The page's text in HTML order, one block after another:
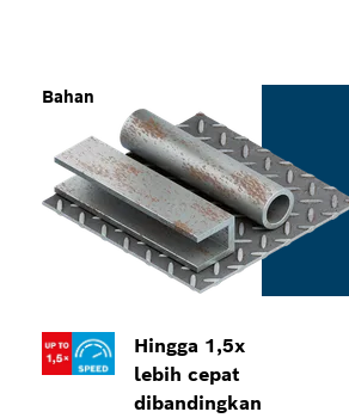
Hingga 1,5x
lebih cepat
dibandingkan
Bahan